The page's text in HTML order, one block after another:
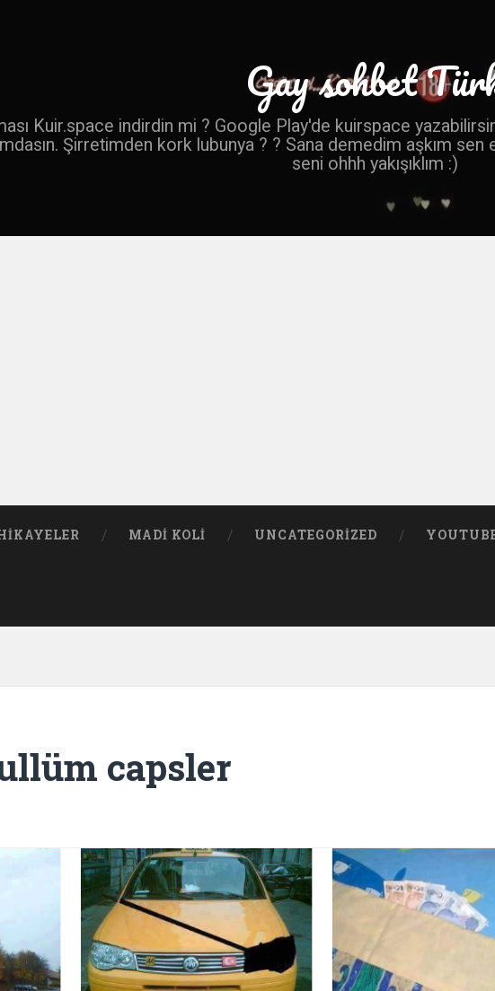
Gay sohbet
Kuir.space indirdin mi ? Google Play'de kuirspace yazabilirsin
Şirretimden kork lubunya ? ? Sana demedim aşkım
seni ohhh yakışıklım :)
MADI KOLI UNCATEGORIZED
capsler